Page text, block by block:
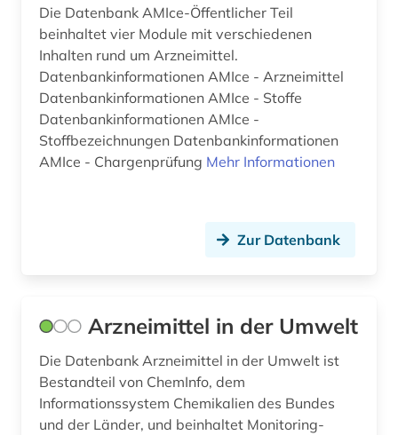
Die Datenbank AMIce-Öffentlicher Teil
beinhaltet vier Module mit verschiedenen
Inhalten rund um Arzneimittel.
Datenbankinformationen AMIce - Arzneimittel
Datenbankinformationen AMIce - Stoffe
Datenbankinformationen AMIce -
Stoffbezeichnungen Datenbankinformationen
AMIce - Chargenprüfung Mehr Informationen
Zur Datenbank
Arzneimittel in der Umwelt
Die Datenbank Arzneimittel in der Umwelt ist
Bestandteil von ChemInfo, dem
Informationssystem Chemikalien des Bundes
und der Länder, und beinhaltet Monitoring-